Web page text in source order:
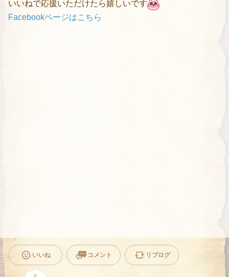
いいねで応援いただけたら嬉しいです
Facebookページはこちら
いいね コメント リブログ